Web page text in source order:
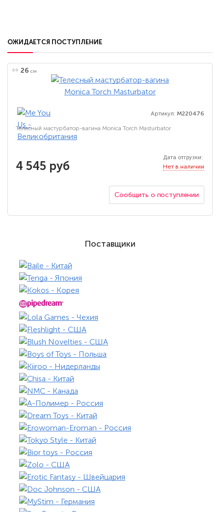
ОЖИДАЕТСЯ ПОСТУПЛЕНИЕ
26 см
Артикул: M220476
Телесный мастурбатор-вагина Monica Torch Masturbator
4 545 руб
Дата отгрузки:
Нет в наличии
Сообщить о поступлении
Поставщики